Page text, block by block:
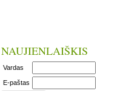
NAUJIENLAIŠKIS
Vardas
E-paštas